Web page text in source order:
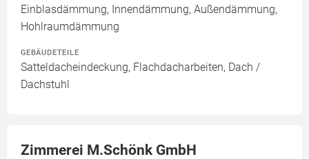
Einblasdämmung, Innendämmung, Außendämmung,
Hohlraumdämmung
GEBÄUDETEILE
Satteldacheindeckung, Flachdacharbeiten, Dach /
Dachstuhl
Zimmerei M.Schönk GmbH